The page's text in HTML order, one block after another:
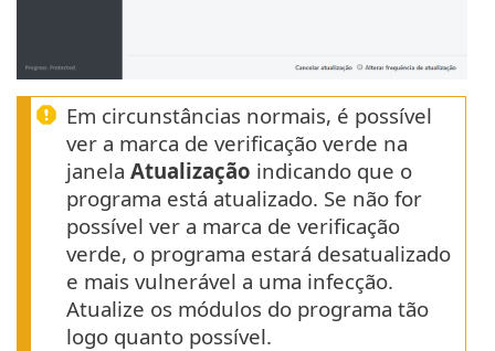
Em circunstâncias normais, é possível
ver a marca de verificação verde na
janela Atualização indicando que o
programa está atualizado. Se não for
possível ver a marca de verificação
verde, o programa estará desatualizado
e mais vulnerável a uma infecção.
Atualize os módulos do programa tão
logo quanto possível.